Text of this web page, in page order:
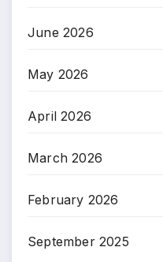
June 2026
May 2026
April 2026
March 2026
February 2026
September 2025